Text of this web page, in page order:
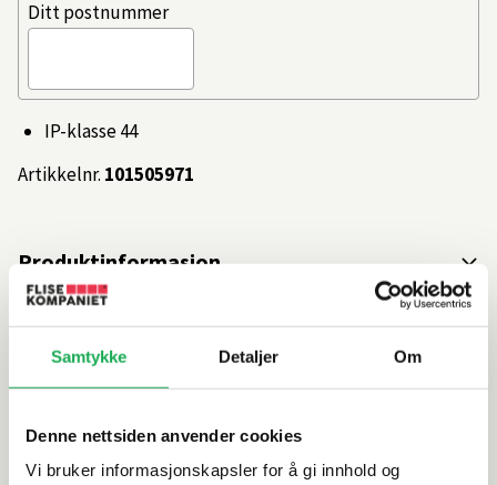
Samtykke Detaljer Om
Denne nettsiden anvender cookies
Vi bruker informasjonskapsler for å gi innhold og
IP-klasse 44
Artikkelnr. 101505971
Ditt postnummer
Produktinformasjon
Spesifikasjoner
Rengjøring og vedlikehold
Leveringsinformasjon